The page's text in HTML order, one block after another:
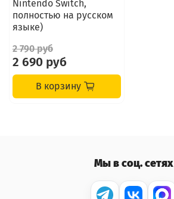
Nintendo Switch,
полностью на русском
языке)
2 790 руб
2 690 руб
В корзину
Мы в соц. сетях